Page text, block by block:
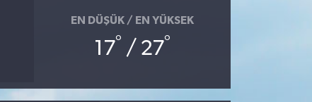
EN DÜŞÜK / EN YÜKSEK
17° / 27°